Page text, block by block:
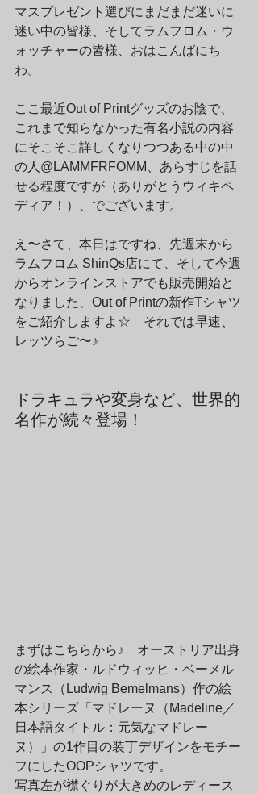
マスプレゼント選びにまだまだ迷いに
迷い中の皆様、そしてラムフロム・ウ
ォッチャーの皆様、おはこんばにち
わ。
ここ最近Out of Printグッズのお陰で、
これまで知らなかった有名小説の内容
にそこそこ詳しくなりつつある中の中
の人@LAMMFRFOMM、あらすじを話
せる程度ですが（ありがとうウィキペ
ディア！）、でございます。
え〜さて、本日はですね、先週末から
ラムフロム ShinQs店にて、そして今週
からオンラインストアでも販売開始と
なりました、Out of Printの新作Tシャツ
をご紹介しますよ☆　それでは早速、
レッツらご〜♪
ドラキュラや変身など、世界的
名作が続々登場！
まずはこちらから♪　オーストリア出身
の絵本作家・ルドウィッヒ・ベーメル
マンス（Ludwig Bemelmans）作の絵
本シリーズ「マドレーヌ（Madeline／
日本語タイトル：元気なマドレー
ヌ）」の1作目の装丁デザインをモチー
フにしたOOPシャツです。
写真左が襟ぐりが大きめのレディース